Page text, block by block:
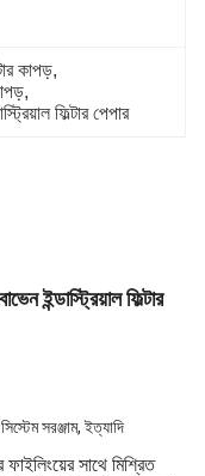
কাপড়,
,
ফিল্টার পেপার
ইন্ডাস্ট্রিয়াল ফিল্টার
সরঞ্জাম, ইত্যাদি
সাথে মিশ্রিত